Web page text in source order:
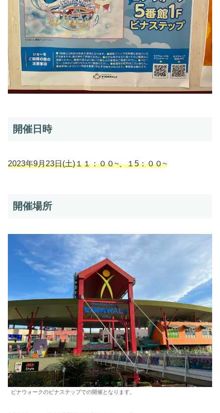
開催日時
2023年9月23日(土)１１：００~、１5：００~
開催場所
ビナウォークのビナステップでの開催となります。